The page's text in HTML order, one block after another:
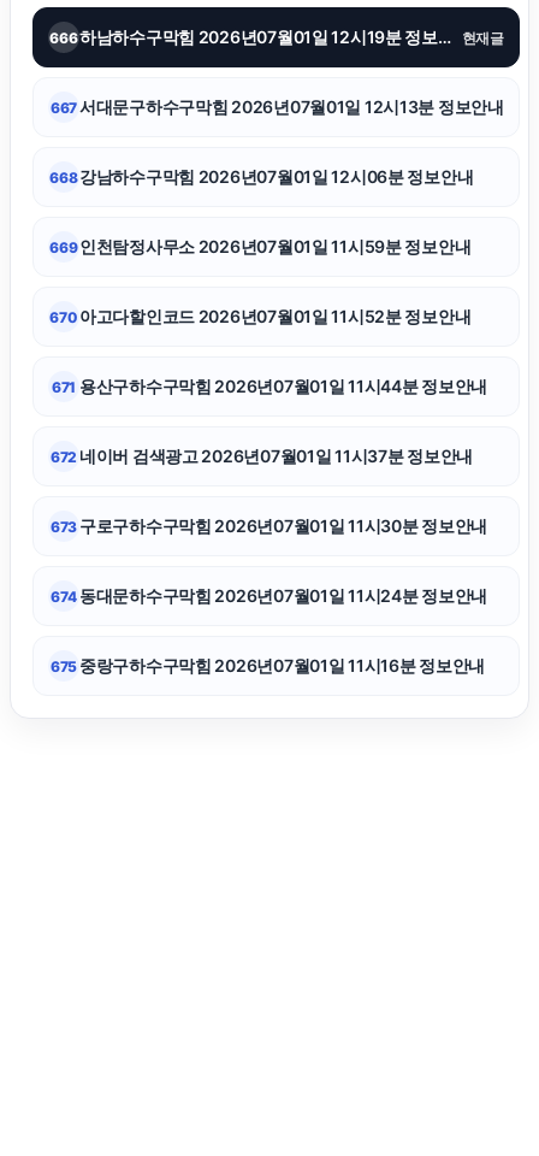
수원법무법인
대구이혼전문변호사
양육권
이혼재산분할
666 하남하수구막힘 2026년07월01일 12시19분 정보안내 현재글
667서대문구하수구막힘 2026년07월01일 12시13분 정보안내
668강남하수구막힘 2026년07월01일 12시06분 정보안내
669인천탐정사무소 2026년07월01일 11시59분 정보안내
670 아고다할인코드 2026년07월01일 11시52분 정보안내
671 용산구하수구막힘 2026년07월01일 11시44분 정보안내
672 네이버 검색광고 2026년07월01일 11시37분 정보안내
673 구로구하수구막힘 2026년07월01일 11시30분 정보안내
674 동대문하수구막힘 2026년07월01일 11시24분 정보안내
675 중랑구하수구막힘 2026년07월01일 11시16분 정보안내